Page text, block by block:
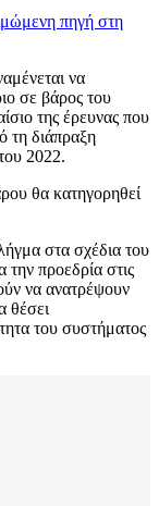
πηγή στη
να
σε βάρος του
της έρευνας που
τη διάπραξη
2022.
θα κατηγορηθεί
στα σχέδια του
προεδρία στις
να ανατρέψουν
θέσει
του συστήματος